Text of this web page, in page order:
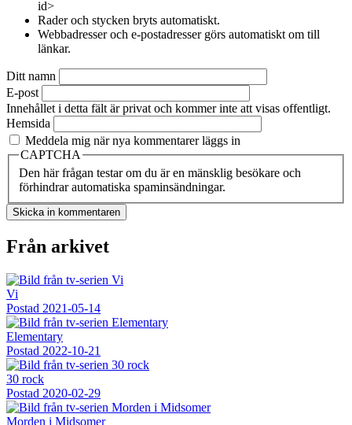
id>
Rader och stycken bryts automatiskt.
Webbadresser och e-postadresser görs automatiskt om till
länkar.
Ditt namn
E-post
Innehållet i detta fält är privat och kommer inte att visas offentligt.
Hemsida
Meddela mig när nya kommentarer läggs in
CAPTCHA
Den här frågan testar om du är en mänsklig besökare och
förhindrar automatiska spaminsändningar.
Från arkivet
Vi
Postad 2021-05-14
Elementary
Postad 2022-10-21
30 rock
Postad 2020-02-29
Morden i Midsomer